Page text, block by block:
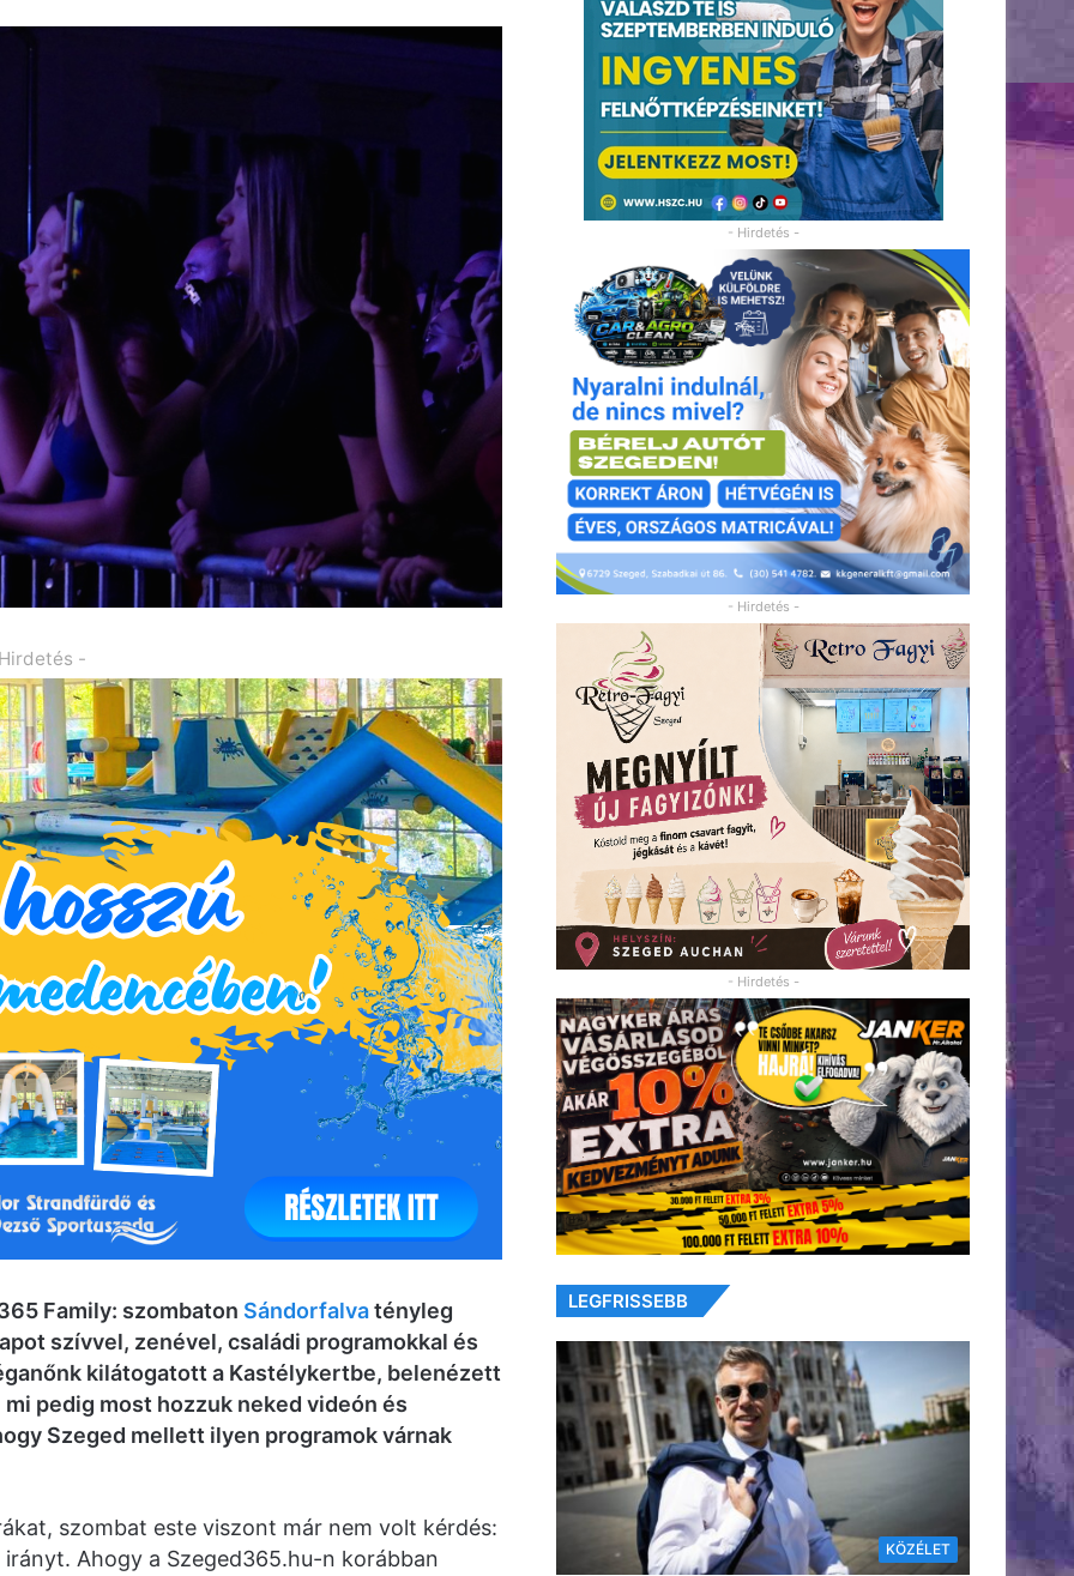
-
Family: szombaton Sándorfalvatényleg
szívvel, zenével, családi programokkal és
kilátogatott a Kastélykertbe, belenézett
pedig most hozzuk neked videón és
Szeged mellett ilyen programok várnak
szombat este viszont már nem volt kérdés:
Ahogy a Szeged365.hu-n korábban
- Hirdetés -
- Hirdetés -
- Hirdetés -
LEGFRISSEBB
KÖZÉLET